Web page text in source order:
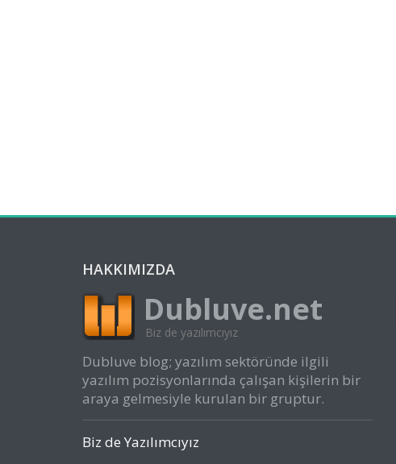
HAKKIMIZDA
Dubluve.net
Biz de yazılımcıyız
Dubluve blog; yazılım sektöründe ilgili
yazılım pozisyonlarında çalışan kişilerin bir
araya gelmesiyle kurulan bir gruptur.
Biz de Yazılımcıyız